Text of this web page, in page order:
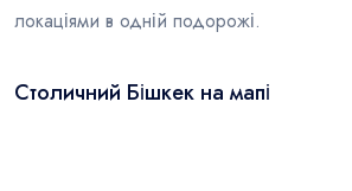
локаціями в одній подорожі.
Столичний Бішкек на мапі